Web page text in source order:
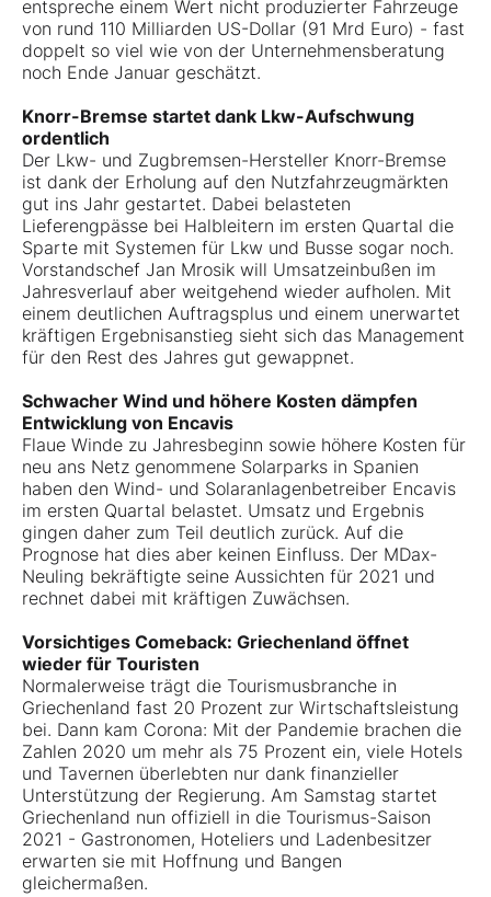
entspreche einem Wert nicht produzierter Fahrzeuge
von rund 110 Milliarden US-Dollar (91 Mrd Euro) - fast
doppelt so viel wie von der Unternehmensberatung
noch Ende Januar geschätzt.
Knorr-Bremse startet dank Lkw-Aufschwung
ordentlich
Der Lkw- und Zugbremsen-Hersteller Knorr-Bremse
ist dank der Erholung auf den Nutzfahrzeugmärkten
gut ins Jahr gestartet. Dabei belasteten
Lieferengpässe bei Halbleitern im ersten Quartal die
Sparte mit Systemen für Lkw und Busse sogar noch.
Vorstandschef Jan Mrosik will Umsatzeinbußen im
Jahresverlauf aber weitgehend wieder aufholen. Mit
einem deutlichen Auftragsplus und einem unerwartet
kräftigen Ergebnisanstieg sieht sich das Management
für den Rest des Jahres gut gewappnet.
Schwacher Wind und höhere Kosten dämpfen
Entwicklung von Encavis
Flaue Winde zu Jahresbeginn sowie höhere Kosten für
neu ans Netz genommene Solarparks in Spanien
haben den Wind- und Solaranlagenbetreiber Encavis
im ersten Quartal belastet. Umsatz und Ergebnis
gingen daher zum Teil deutlich zurück. Auf die
Prognose hat dies aber keinen Einfluss. Der MDax-
Neuling bekräftigte seine Aussichten für 2021 und
rechnet dabei mit kräftigen Zuwächsen.
Vorsichtiges Comeback: Griechenland öffnet
wieder für Touristen
Normalerweise trägt die Tourismusbranche in
Griechenland fast 20 Prozent zur Wirtschaftsleistung
bei. Dann kam Corona: Mit der Pandemie brachen die
Zahlen 2020 um mehr als 75 Prozent ein, viele Hotels
und Tavernen überlebten nur dank finanzieller
Unterstützung der Regierung. Am Samstag startet
Griechenland nun offiziell in die Tourismus-Saison
2021 - Gastronomen, Hoteliers und Ladenbesitzer
erwarten sie mit Hoffnung und Bangen
gleichermaßen.